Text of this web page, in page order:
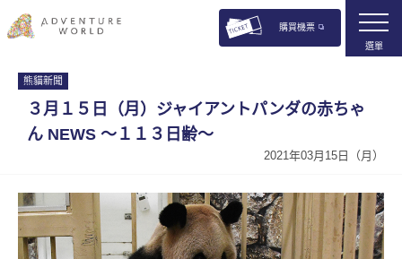
購買機票
選單
熊貓新聞
３月１５日（月）ジャイアントパンダの赤ちゃ
ん NEWS 〜１１３日齢〜
2021年03月15日（月）